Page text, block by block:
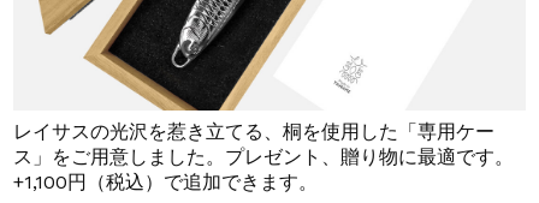
レイサスの光沢を惹き立てる、桐を使用した「専用ケー
ス」をご用意しました。プレゼント、贈り物に最適です。
+1,100円（税込）で追加できます。